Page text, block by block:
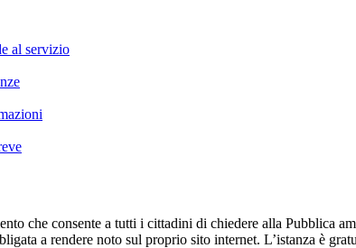
al servizio
che consente a tutti i cittadini di chiedere alla Pubblica
a rendere noto sul proprio sito internet. L’istanza è